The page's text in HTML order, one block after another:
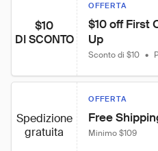
$10
DI SCONTO
OFFERTA
$10 off First
Up
Sconto di $10 •
Spedizione
gratuita
OFFERTA
Free
Minimo $109